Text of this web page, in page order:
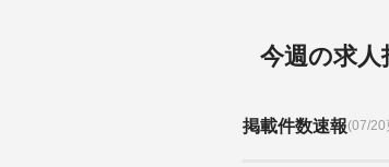
今週の求人
掲載件数速報(07/20